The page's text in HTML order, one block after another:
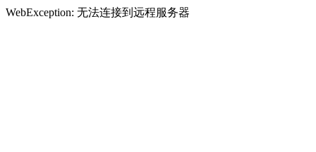
WebException: 无法连接到远程服务器